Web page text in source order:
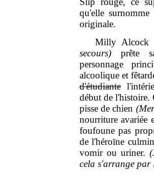
qu'elle surnomme
originale.
Milly Alcock
secours)prête sa
personnage
alcoolique et
d'étudiante
début de l'histoire.
pisse de chien
nourriture avariée
foufoune pas
de l'héroïne
vomir ou uriner.
cela s'arrange par